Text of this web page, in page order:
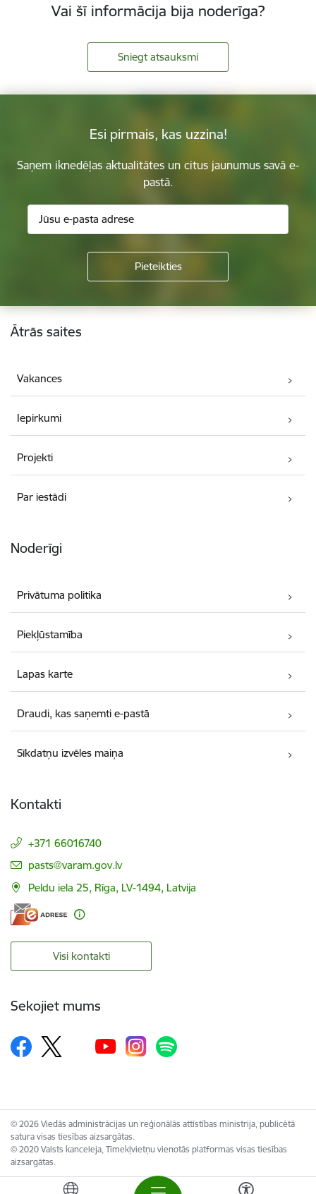
Vai šī informācija bija noderīga?
Sniegt atsauksmi
Esi pirmais, kas uzzina!
Saņem iknedēļas aktualitātes un citus jaunumus savā e-
pastā.
Kājene
Ātrās saites
Vakances
Iepirkumi
Projekti
Par iestādi
Noderīgi
Privātuma politika
Piekļūstamība
Lapas karte
Draudi, kas saņemti e-pastā
Sīkdatņu izvēles maiņa
Kontakti
+371 66016740
E-pasts:
pasts@varam.gov.lv
Peldu iela 25, Rīga, LV-1494, Latvija
Visi kontakti
Sekojiet mums
© 2026 Viedās administrācijas un reģionālās attīstības ministrija, publicētā
satura visas tiesības aizsargātas.
© 2020 Valsts kanceleja, Tīmekļvietņu vienotās platformas visas tiesības
aizsargātas.